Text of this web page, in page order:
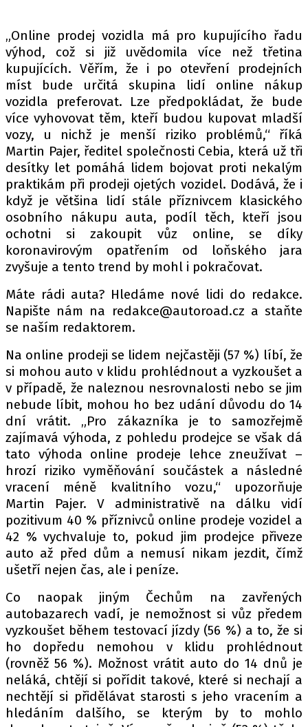
KONTAKT
VYDAVATEL
INZERCE
OSOBNÍ ÚDAJE / COOKIES
Provozovatelem serveru autoroad.cz je
INCORP MEDIA GROUP s.r.o., IČ: 118 23 054
„Online prodej vozidla má pro kupujícího řadu
výhod, což si již uvědomila více než třetina
kupujících. Věřím, že i po otevření prodejních
míst bude určitá skupina lidí online nákup
vozidla preferovat. Lze předpokládat, že bude
více vyhovovat těm, kteří budou kupovat mladší
vozy, u nichž je menší riziko problémů,“ říká
Martin Pajer, ředitel společnosti Cebia, která už tři
desítky let pomáhá lidem bojovat proti nekalým
praktikám při prodeji ojetých vozidel. Dodává, že i
když je většina lidí stále příznivcem klasického
osobního nákupu auta, podíl těch, kteří jsou
ochotni si zakoupit vůz online, se díky
koronavirovým opatřením od loňského jara
zvyšuje a tento trend by mohl i pokračovat.
Máte rádi auta? Hledáme nové lidi do redakce.
Napište nám na redakce@autoroad.cz a staňte
se naším redaktorem.
Na online prodeji se lidem nejčastěji (57 %) líbí, že
si mohou auto v klidu prohlédnout a vyzkoušet a
v případě, že naleznou nesrovnalosti nebo se jim
nebude líbit, mohou ho bez udání důvodu do 14
dní vrátit. „Pro zákazníka je to samozřejmě
zajímavá výhoda, z pohledu prodejce se však dá
tato výhoda online prodeje lehce zneužívat –
hrozí riziko vyměňování součástek a následné
vracení méně kvalitního vozu,“ upozorňuje
Martin Pajer. V administrativě na dálku vidí
pozitivum 40 % příznivců online prodeje vozidel a
42 % vychvaluje to, pokud jim prodejce přiveze
auto až před dům a nemusí nikam jezdit, čímž
ušetří nejen čas, ale i peníze.
Co naopak jiným Čechům na zavřených
autobazarech vadí, je nemožnost si vůz předem
vyzkoušet během testovací jízdy (56 %) a to, že si
ho dopředu nemohou v klidu prohlédnout
(rovněž 56 %). Možnost vrátit auto do 14 dnů je
neláká, chtějí si pořídit takové, které si nechají a
nechtějí si přidělávat starosti s jeho vracením a
hledáním dalšího, se kterým by to mohlo